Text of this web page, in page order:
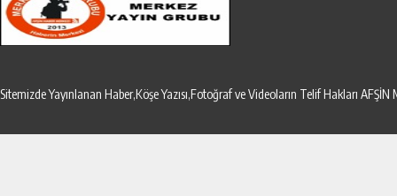
Sitemizde Yayınlanan Haber,Köşe Yazısı,Fotoğraf ve Videoların Telif Hakları